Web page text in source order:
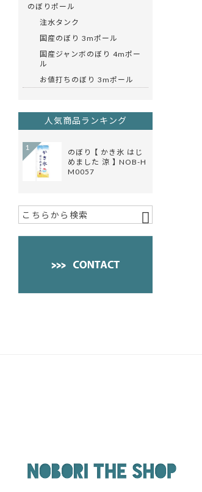
のぼりポール
注水タンク
国産のぼり 3mポール
国産ジャンボのぼり 4mポー
ル
お値打ちのぼり 3mポール
人気商品ランキング
のぼり 【 かき氷 はじ
めました 涼 】 NOB-H
M0057
1